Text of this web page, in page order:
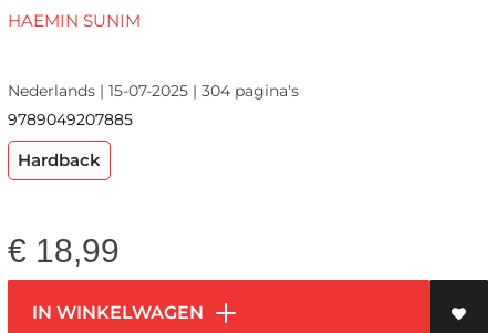
HAEMIN SUNIM
Nederlands | 15-07-2025 | 304 pagina's
9789049207885
Hardback
€ 18,99
IN WINKELWAGEN